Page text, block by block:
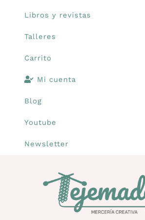
Libros y revistas
Talleres
Carrito
Mi cuenta
Blog
Youtube
Newsletter